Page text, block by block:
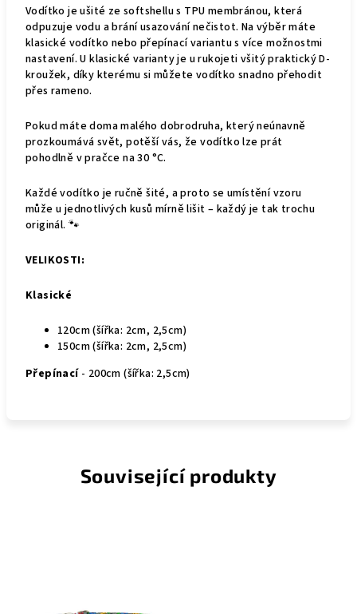
Vodítko je ušité ze softshellu s TPU membránou, která
odpuzuje vodu a brání usazování nečistot. Na výběr máte
klasické vodítko nebo přepínací variantu s více možnostmi
nastavení. U klasické varianty je u rukojeti všitý praktický D-
kroužek, díky kterému si můžete vodítko snadno přehodit
přes rameno.
Pokud máte doma malého dobrodruha, který neúnavně
prozkoumává svět, potěší vás, že vodítko lze prát
pohodlně v pračce na 30 °C.
Každé vodítko je ručně šité, a proto se umístění vzoru
může u jednotlivých kusů mírně lišit – každý je tak trochu
originál. 🐾
VELIKOSTI:
Klasické
120cm (šířka: 2cm, 2,5cm)
150cm (šířka: 2cm, 2,5cm)
Přepínací - 200cm (šířka: 2,5cm)
Související produkty